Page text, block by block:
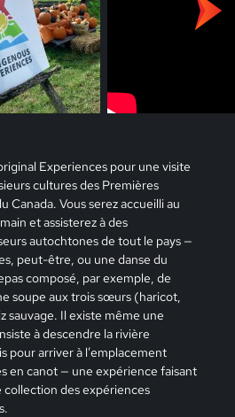
Experiences pour une visite
cultures des Premières
Canada. Vous serez accueilli au
et assisterez à des
autochtones de tout le pays —
peut-être, ou une danse du
composé, par exemple, de
soupe aux trois sœurs (haricot,
sauvage. Il existe même une
à descendre la rivière
pour arriver à l’emplacement
en canot — une expérience faisant
collection des expériences